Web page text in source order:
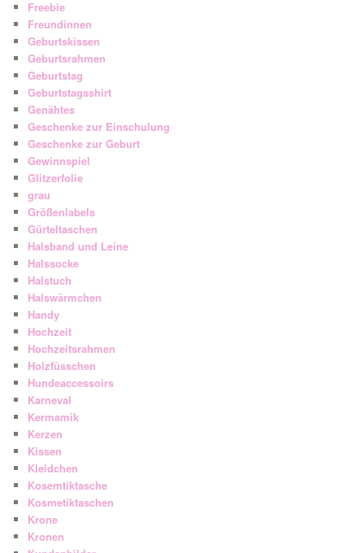
Freebie
Freundinnen
Geburtskissen
Geburtsrahmen
Geburtstag
Geburtstagsshirt
Genähtes
Geschenke zur Einschulung
Geschenke zur Geburt
Gewinnspiel
Glitzerfolie
grau
Größenlabels
Gürteltaschen
Halsband und Leine
Halssocke
Halstuch
Halswärmchen
Handy
Hochzeit
Hochzeitsrahmen
Holzfüsschen
Hundeaccessoirs
Karneval
Kermamik
Kerzen
Kissen
Kleidchen
Kosemtiktasche
Kosmetiktaschen
Krone
Kronen